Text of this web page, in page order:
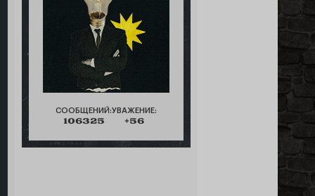
СООБЩЕНИЙ:
106325
УВАЖЕНИЕ:
+56